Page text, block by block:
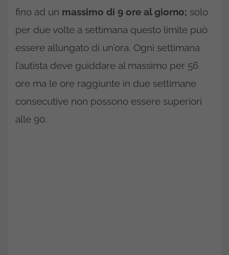
fino ad un massimo di 9 ore al giorno; solo
per due volte a settimana questo limite può
essere allungato di un’ora. Ogni settimana
l’autista deve guiddare al massimo per 56
ore ma le ore raggiunte in due settimane
consecutive non possono essere superiori
alle 90.